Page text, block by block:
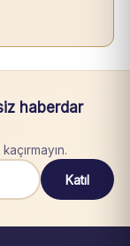
haberdar
Katıl